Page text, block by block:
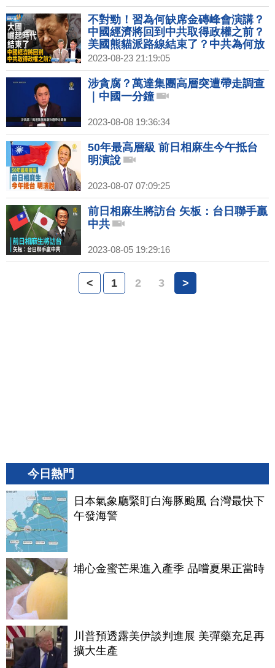
汗？｜矢板明夫｜李志德｜新聞大破
解 【2023年8月30日】
不對勁！習為何缺席金磚峰會演講？
中國經濟將回到中共取得政權之前？
美國熊貓派路線結束了？中共為何放
著恆大.碧桂園不救？因為後面還有更
大的！｜吳嘉隆｜矢板明夫｜新聞大
破解 【2023年8月23日】
2023-08-23 21:19:05
涉貪腐？萬達集團高層突遭帶走調查
｜中國一分鐘
2023-08-08 19:36:34
50年最高層級 前日相麻生今午抵台
明演說
2023-08-07 07:09:25
前日相麻生將訪台 矢板：台日聯手贏
中共
2023-08-05 19:29:16
< 1 2 3 >
今日熱門
日本氣象廳緊盯白海豚颱風 台灣最快下
午發海警
埔心金蜜芒果進入產季 品嚐夏果正當時
川普預透露美伊談判進展 美彈藥充足再
擴大生產